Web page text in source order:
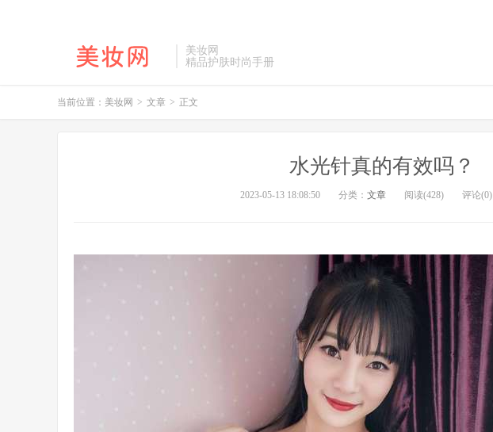
美妆网
精品护肤时尚手册
当前位置： 美妆网 > 文章 > 正文
水光针真的有效吗？
2023-05-13 18:08:50 分类： 文章 阅读(428) 评论(0)